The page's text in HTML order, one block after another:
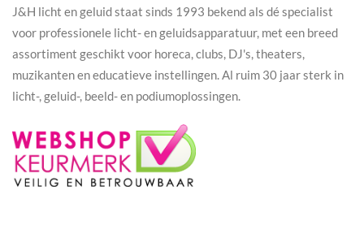
J&H licht en geluid staat sinds 1993 bekend als dé specialist
voor professionele licht- en geluidsapparatuur, met een breed
assortiment geschikt voor horeca, clubs, DJ's, theaters,
muzikanten en educatieve instellingen. Al ruim 30 jaar sterk in
licht-, geluid-, beeld- en podiumoplossingen.